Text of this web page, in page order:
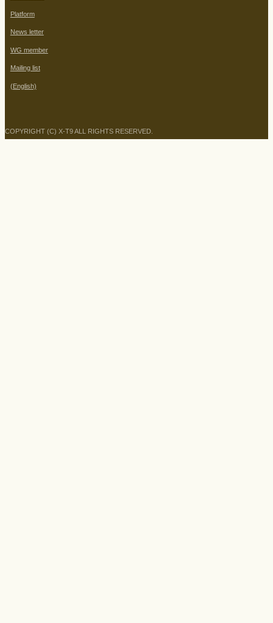
Platform
News letter
WG member
Mailing list
(English)
COPYRIGHT (C) X-T9 ALL RIGHTS RESERVED.